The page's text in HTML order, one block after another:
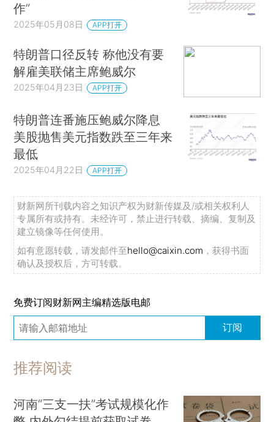
作”
2025年05月08日 APP打开
特朗普口径反转 称他没有要
解雇美联储主席鲍威尔
2025年04月23日 APP打开
特朗普连番施压鲍威尔降息
美股抛售美元指数跌至三年来
最低
2025年04月22日 APP打开
财新网所刊载内容之知识产权为财新传媒及/或相关权利人
专属所有或持有。未经许可，禁止进行转载、摘编、复制及
建立镜像等任何使用。
如有意愿转载，请发邮件至hello@caixin.com ，获得书面
确认及授权后，方可转载。
免费订阅财新网主编精选版电邮
订阅
推荐阅读
河南“三支一扶”考试规模化作